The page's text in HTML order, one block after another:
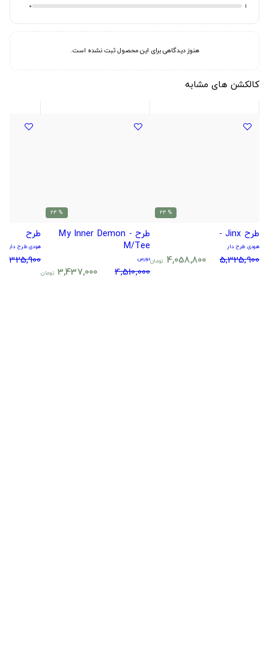
1
0
هنوز دیدگاهی برای این محصول ثبت نشده است.
کالکشن های مشابه
% 24
طرح Jinx -
هودی طرح دار
5,325,900
4,058,800 تومان
% 24
طرح My Inner Demon -
M/Tee
دورس
4,510,000
3,437,000 تومان
طرح
هودی طرح دار
5,325,900